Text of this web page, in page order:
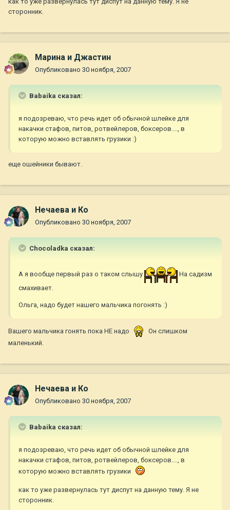
сторонник.
Марина и Джастин
Опубликовано 30 ноября, 2007
Babaika сказал:
я подозреваю, что речь идет об обычной шлейке для
накачки стафов, питов, ротвейлеров, боксеров...., в
которую можно вставлять грузики :)
еще ошейники бывают.
Нечаева и Ко
Опубликовано 30 ноября, 2007
Chocoladka сказал:
А я вообще первый раз о таком слышу
На садизм
смахивает.
Ольга, надо будет нашего мальчика погонять :)
Вашего мальчика гонять пока НЕ надо
Он слишком
маленький.
Нечаева и Ко
Опубликовано 30 ноября, 2007
Babaika сказал:
я подозреваю, что речь идет об обычной шлейке для
накачки стафов, питов, ротвейлеров, боксеров...., в
которую можно вставлять грузики
как то уже развернулась тут диспут на данную тему. Я не
сторонник.